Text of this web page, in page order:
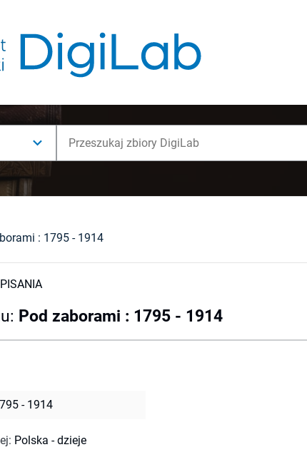
: 1795 - 1914
: Pod zaborami : 1795 - 1914
- 1914
: Polska - dzieje